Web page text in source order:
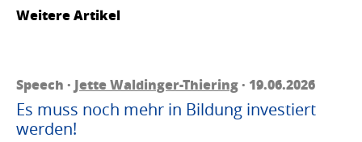
Weitere Artikel
Speech · Jette Waldinger-Thiering· 19.06.2026
Es muss noch mehr in Bildung investiert
werden!